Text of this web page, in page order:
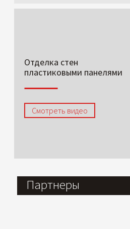
Отделка стен
пластиковыми панелями
Смотреть видео
Партнеры